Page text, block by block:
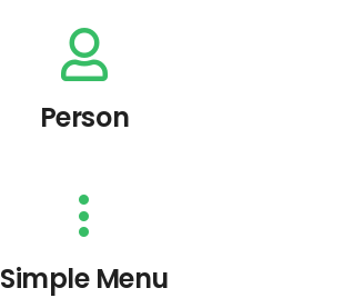
Person
Simple Menu